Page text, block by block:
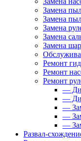
Замена
Замена
Замена
Замена
Замена
Ремонт
Ремонт
Ремонт
—
—
—
—
—
Развал-